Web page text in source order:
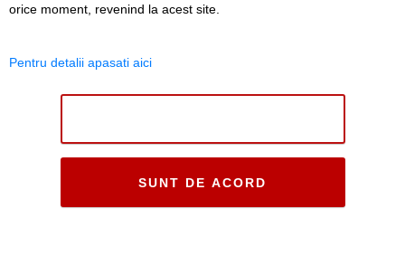
orice moment, revenind la acest site.
Pentru detalii apasati aici
SUNT DE ACORD